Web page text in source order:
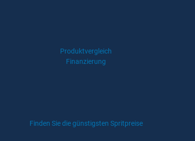
Produktvergleich
Finanzierung
Finden Sie die günstigsten Spritpreise